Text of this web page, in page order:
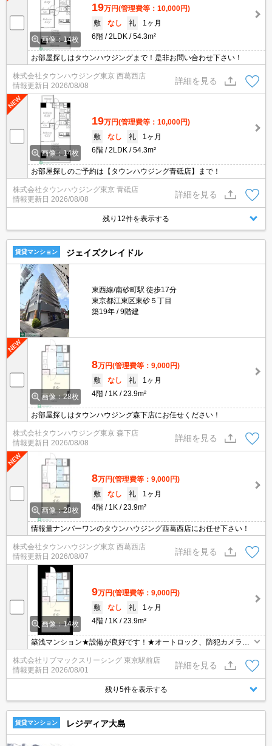
画像：14枚
19万円(管理費等：10,000円)
敷
なし 礼
1ヶ月
6階
2LDK 54.3m²
お部屋探しはタウンハウジングまで！是非お問い合わせ下さい！
株式会社タウンハウジング東京 西葛西店
情報更新日 2026/08/08
詳細を見る
画像：14枚
19万円(管理費等：10,000円)
敷
なし 礼
1ヶ月
6階
2LDK 54.3m²
お部屋探しのご予約は【タウンハウジング青砥店】まで！
株式会社タウンハウジング東京 青砥店
情報更新日 2026/08/08
詳細を見る
残り12件を表示する
賃貸マンション ジェイズクレイドル
東西線/南砂町駅 徒歩17分
東京都江東区東砂５丁目
築19年
9階建
画像：28枚
8万円(管理費等：9,000円)
敷
なし 礼
1ヶ月
4階
1K 23.9m²
お部屋探しはタウンハウジング森下店にお任せください！
株式会社タウンハウジング東京 森下店
情報更新日 2026/08/08
詳細を見る
画像：28枚
8万円(管理費等：9,000円)
敷
なし 礼
1ヶ月
4階
1K 23.9m²
情報量ナンバーワンのタウンハウジング西葛西店にお任せ下さい！
株式会社タウンハウジング東京 西葛西店
情報更新日 2026/08/07
詳細を見る
画像：14枚
9万円(管理費等：9,000円)
敷
なし 礼
1ヶ月
4階
1K 23.9m²
築浅マンション★設備が良好です！★オートロック、防犯カメラ等
の防犯面★
株式会社リブマックスリーシング 東京駅前店
情報更新日 2026/08/01
詳細を見る
残り5件を表示する
賃貸マンション レジディア大島